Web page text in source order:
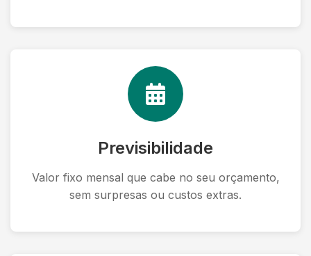
Previsibilidade
Valor fixo mensal que cabe no seu orçamento,
sem surpresas ou custos extras.